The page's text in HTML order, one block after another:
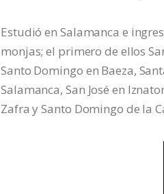
Estudió en Salamanca e
monjas; el primero de ellos
Santo Domingo en Baeza,
Salamanca, San José en
Zafra y Santo Domingo de la